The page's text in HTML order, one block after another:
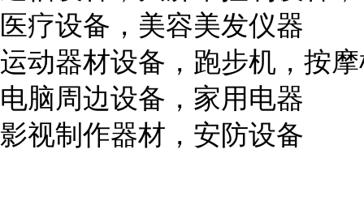
医疗设备，美容美发仪器
运动器材设备，跑步机，按
电脑周边设备，家用电器
影视制作器材，安防设备